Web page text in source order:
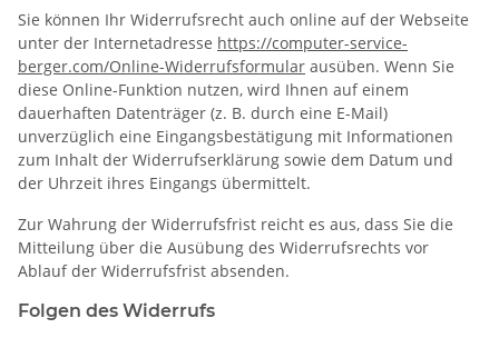
Sie können Ihr Widerrufsrecht auch online auf der Webseite
unter der Internetadresse https://computer-service-
berger.com/Online-Widerrufsformular ausüben. Wenn Sie
diese Online-Funktion nutzen, wird Ihnen auf einem
dauerhaften Datenträger (z. B. durch eine E-Mail)
unverzüglich eine Eingangsbestätigung mit Informationen
zum Inhalt der Widerrufserklärung sowie dem Datum und
der Uhrzeit ihres Eingangs übermittelt.
Zur Wahrung der Widerrufsfrist reicht es aus, dass Sie die
Mitteilung über die Ausübung des Widerrufsrechts vor
Ablauf der Widerrufsfrist absenden.
Folgen des Widerrufs